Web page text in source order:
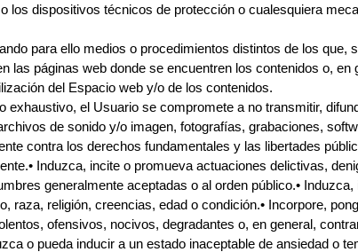
los dispositivos técnicos de protección o cualesquiera
para ello medios o procedimientos distintos de los
las páginas web donde se encuentren los contenidos o,
del Espacio web y/o de los contenidos.
exhaustivo, el Usuario se compromete a no transmitir,
de sonido y/o imagen, fotografías, grabaciones,
contra los derechos fundamentales y las libertades
Induzca, incite o promueva actuaciones delictivas,
generalmente aceptadas o al orden público.•
raza, religión, creencias, edad o condición.• Incorpore,
ofensivos, nocivos, degradantes o, en general,
o pueda inducir a un estado inaceptable de ansiedad o